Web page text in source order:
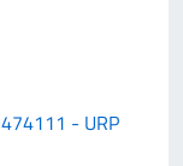
- URP